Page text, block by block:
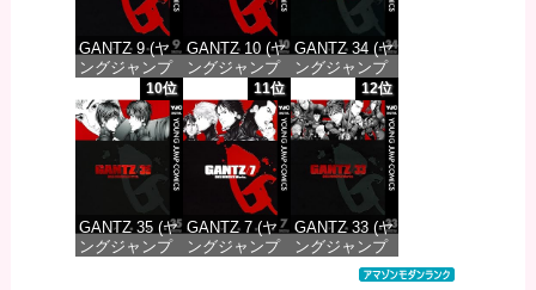
GANTZ 9 (ヤ
ングジャンプ
コミックス
DIGITAL)
価格：¥100
GANTZ 10 (ヤ
ングジャンプ
コミックス
DIGITAL)
価格：¥100
GANTZ 34 (ヤ
ングジャンプ
コミックス
DIGITAL)
価格：¥100
10位
GANTZ 35 (ヤ
ングジャンプ
11位
GANTZ 7 (ヤ
ングジャンプ
12位
GANTZ 33 (ヤ
ングジャンプ
コミックス